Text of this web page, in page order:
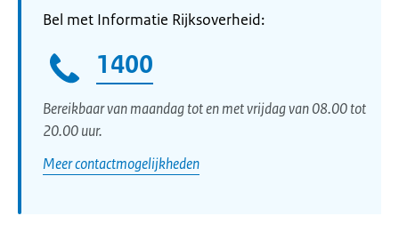
Bel met Informatie Rijksoverheid:
1400
Bereikbaar van maandag tot en met vrijdag van 08.00 tot
20.00 uur.
Meer contactmogelijkheden